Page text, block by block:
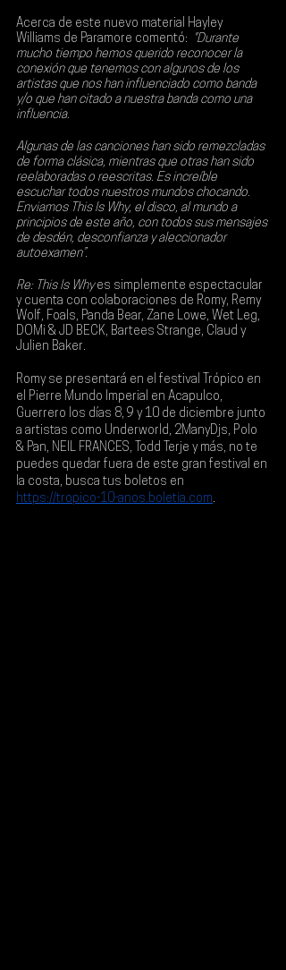
Acerca de este nuevo material Hayley
Williams de Paramore comentó:
"Durante
mucho tiempo hemos querido reconocer la
conexión que tenemos con algunos de los
artistas que nos han influenciado como banda
y/o que han citado a nuestra banda como una
influencia.
Algunas de las canciones han sido remezcladas
de forma clásica, mientras que otras han sido
reelaboradas o reescritas. Es increíble
escuchar todos nuestros mundos chocando.
Enviamos This Is Why, el disco, al mundo a
principios de este año, con todos sus mensajes
de desdén, desconfianza y aleccionador
autoexamen”.
Re: This Is Why es simplemente espectacular
y cuenta con colaboraciones de Romy, Remy
Wolf, Foals, Panda Bear, Zane Lowe, Wet Leg,
DOMi & JD BECK, Bartees Strange, Claud y
Julien Baker.
Romy se presentará en el festival Trópico en
el Pierre Mundo Imperial en Acapulco,
Guerrero los días 8, 9 y 10 de diciembre junto
a artistas como Underworld, 2ManyDjs, Polo
& Pan, NEIL FRANCES, Todd Terje y más, no te
puedes quedar fuera de este gran festival en
la costa, busca tus boletos en
https://tropico-10-anos.boletia.com.